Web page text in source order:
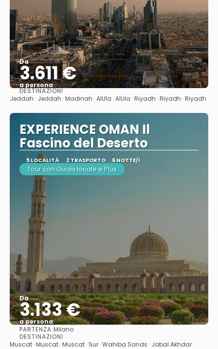
Da
3.611 €
a persona
Vedere
DESTINAZIONI
Jeddah · Jeddah · Madinah · AlUla · AlUla · Riyadh · Riyadh · Riyadh
EXPERIENCE OMAN Il
Fascino del Deserto
5 LOCALITÀ 2 TRASPORTO 6 NOTTE/I
Tour con Guida locale e Plus
Da
3.133 €
a persona
PARTENZA:Milano
DESTINAZIONI
Muscat · Muscat · Muscat · Sur · Wahiba Sands · Jabal Akhdar ·